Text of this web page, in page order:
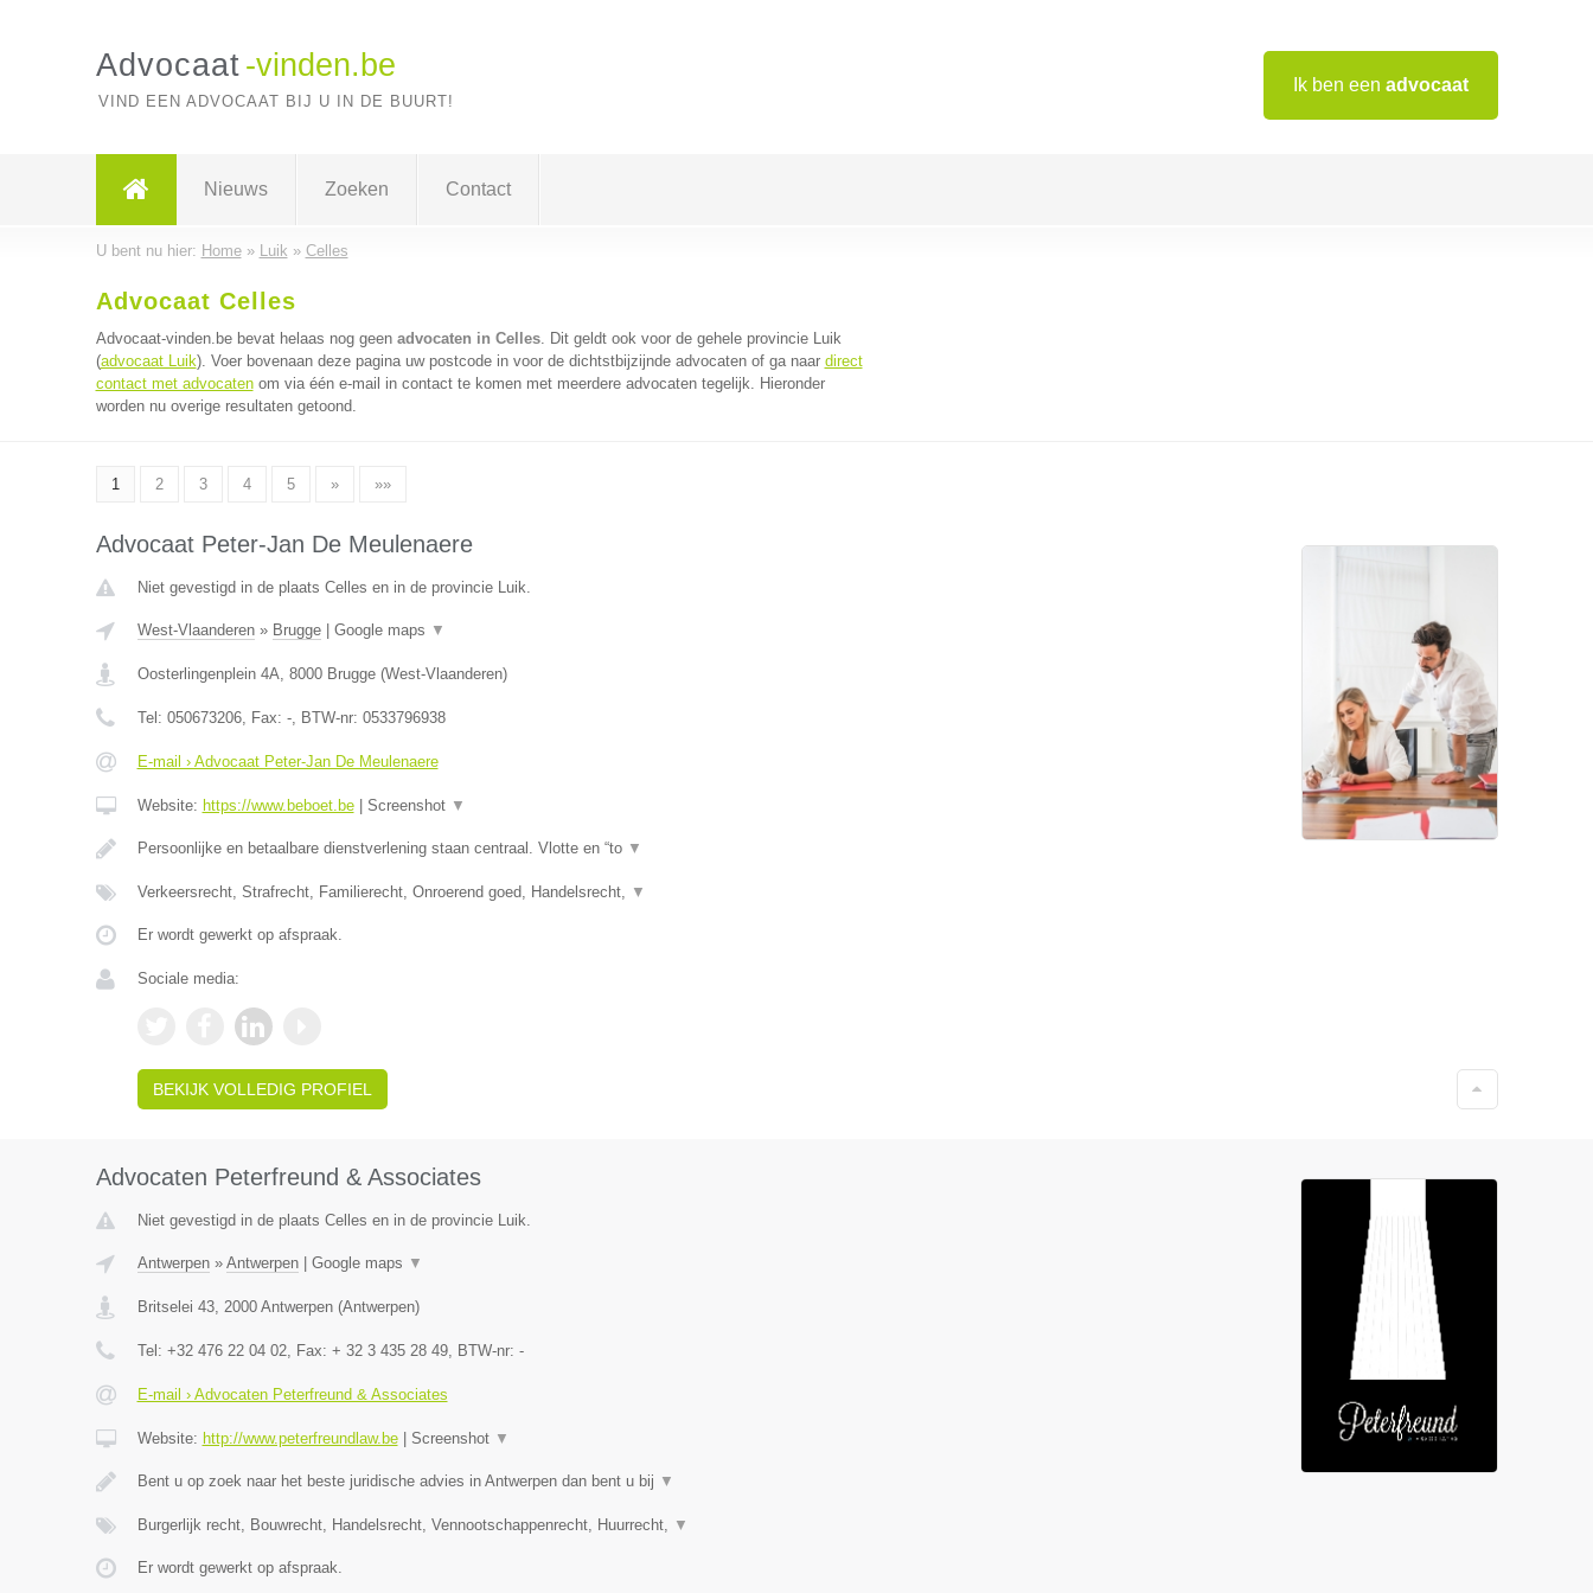
Ik ben een advocaat
Advocaat -vinden.be
VIND EEN ADVOCAAT BIJ U IN DE BUURT!
Nieuws Zoeken Contact
U bent nu hier: Home» Luik » Celles
Advocaat Celles
Advocaat-vinden.be bevat helaas nog geen advocaten in Celles. Dit geldt ook voor de gehele provincie Luik
(advocaat Luik). Voer bovenaan deze pagina uw postcode in voor de dichtstbijzijnde advocaten of ga naar direct
contact met advocatenom via één e-mail in contact te komen met meerdere advocaten tegelijk. Hieronder
worden nu overige resultaten getoond.
1 2 3 4 5 » »»
Advocaat Peter-Jan De Meulenaere
Niet gevestigd in de plaats Celles en in de provincie Luik.
West-Vlaanderen» Brugge| Google maps ▼
Oosterlingenplein 4A, 8000 Brugge(West-Vlaanderen)
Tel: 050673206, Fax: -, BTW-nr: 0533796938
E-mail › Advocaat Peter-Jan De Meulenaere
Website: https://www.beboet.be| Screenshot ▼
Persoonlijke en betaalbare dienstverlening staan centraal. Vlotte en “to ▼
Verkeersrecht, Strafrecht, Familierecht, Onroerend goed, Handelsrecht, ▼
Er wordt gewerkt op afspraak.
Sociale media:
BEKIJK VOLLEDIG PROFIEL
Advocaten Peterfreund & Associates
Niet gevestigd in de plaats Celles en in de provincie Luik.
Antwerpen» Antwerpen| Google maps ▼
Britselei 43, 2000 Antwerpen(Antwerpen)
Tel: +32 476 22 04 02, Fax: + 32 3 435 28 49, BTW-nr: -
E-mail › Advocaten Peterfreund & Associates
Website: http://www.peterfreundlaw.be| Screenshot ▼
Bent u op zoek naar het beste juridische advies in Antwerpen dan bent u bij ▼
Burgerlijk recht, Bouwrecht, Handelsrecht, Vennootschappenrecht, Huurrecht, ▼
Er wordt gewerkt op afspraak.